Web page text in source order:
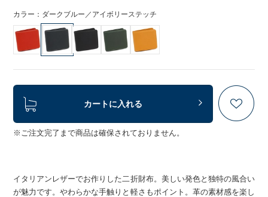
カラー：ダークブルー／アイボリーステッチ
カートに入れる
※ご注文完了まで商品は確保されておりません。
イタリアンレザーでお作りした二折財布。美しい発色と独特の風合い
が魅力です。やわらかな手触りと軽さもポイント。革の素材感を楽し